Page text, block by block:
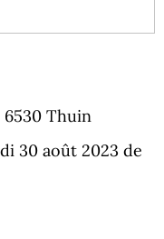
6530 Thuin
30 août 2023 de